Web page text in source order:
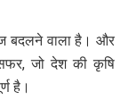
बदलने वाला है। और
जो देश की कृषि
है।